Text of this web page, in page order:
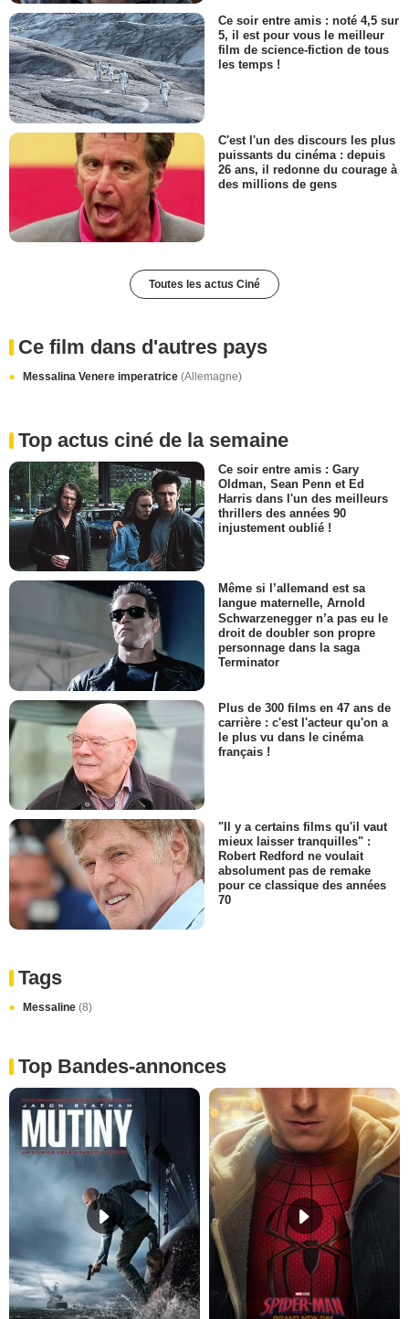
Ce soir entre amis : noté 4,5 sur
5, il est pour vous le meilleur
film de science-fiction de tous
les temps !
C'est l'un des discours les plus
puissants du cinéma : depuis
26 ans, il redonne du courage à
des millions de gens
Toutes les actus Ciné
Ce film dans d'autres pays
Messalina Venere imperatrice (Allemagne)
Top actus ciné de la semaine
Ce soir entre amis : Gary
Oldman, Sean Penn et Ed
Harris dans l'un des meilleurs
thrillers des années 90
injustement oublié !
Même si l’allemand est sa
langue maternelle, Arnold
Schwarzenegger n’a pas eu le
droit de doubler son propre
personnage dans la saga
Terminator
Plus de 300 films en 47 ans de
carrière : c'est l'acteur qu'on a
le plus vu dans le cinéma
français !
"Il y a certains films qu'il vaut
mieux laisser tranquilles" :
Robert Redford ne voulait
absolument pas de remake
pour ce classique des années
70
Tags
Messaline (8)
Top Bandes-annonces